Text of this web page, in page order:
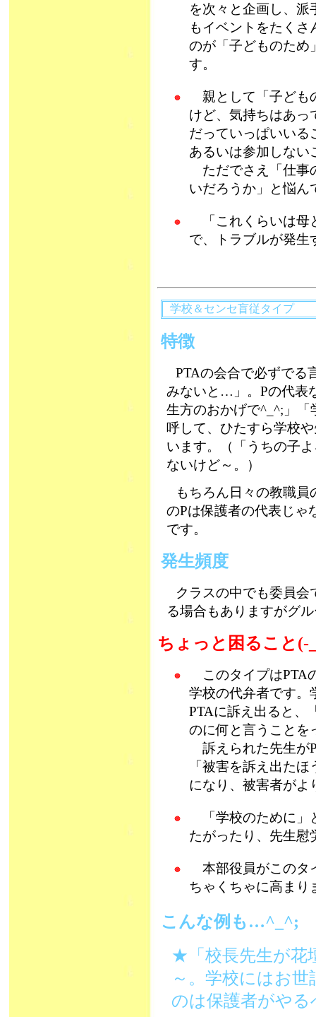
を次々と企画し、
もイベントをたく
のが「子どものため
す。
親として「子ども
けど、気持ちはあっ
だっていっぱいいる
あるいは参加しない
ただでさえ「仕事
いだろうか」と悩ん
「これくらいは母
で、トラブルが発生
学校＆センセ盲従タイプ
特徴
PTAの会合で必ずでる
みないと…」。Pの代表
生方のおかげで^_^;」
呼して、ひたすら学校
います。（「うちの子
ないけど～。）
もちろん日々の教職
のPは保護者の代表じ
です。
発生頻度
クラスの中でも委員
る場合もありますがグ
ちょっと困ること
このタイプはPTA
学校の代弁者です。
PTAに訴え出ると、
のに何と言うことを
訴えられた先生が
「被害を訴え出た
になり、被害者がよ
「学校のために」
たがったり、先生慰
本部役員がこのタ
ちゃくちゃに高まり
こんな例も…^_^;
★「校長先生が花
～。学校にはお
のは保護者がや